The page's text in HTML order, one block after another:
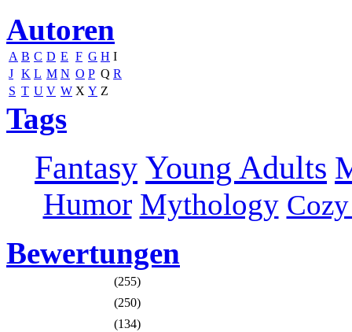
Autoren
A B C D E F G H I
J K L M N O P Q R
S T U V W X Y Z
Tags
Fantasy Young Adults
Humor Mythology
Bewertungen
(255)
(250)
(134)